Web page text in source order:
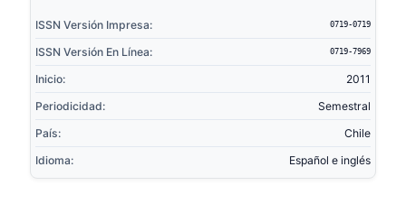
ISSN Versión Impresa: 0719-0719
ISSN Versión En Línea: 0719-7969
Inicio:
2011
Periodicidad:
Semestral
País:
Chile
Idioma:
Español e inglés